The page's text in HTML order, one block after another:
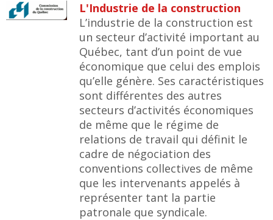
L'Industrie de la construction
L’industrie de la construction est
un secteur d’activité important au
Québec, tant d’un point de vue
économique que celui des emplois
qu’elle génère. Ses caractéristiques
sont différentes des autres
secteurs d’activités économiques
de même que le régime de
relations de travail qui définit le
cadre de négociation des
conventions collectives de même
que les intervenants appelés à
représenter tant la partie
patronale que syndicale.